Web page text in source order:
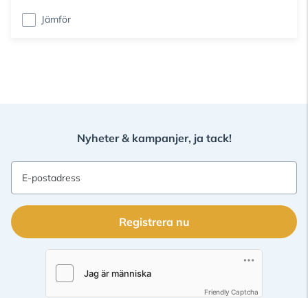
Jämför
Nyheter & kampanjer, ja tack!
E-postadress
Registrera nu
Friendly Captcha